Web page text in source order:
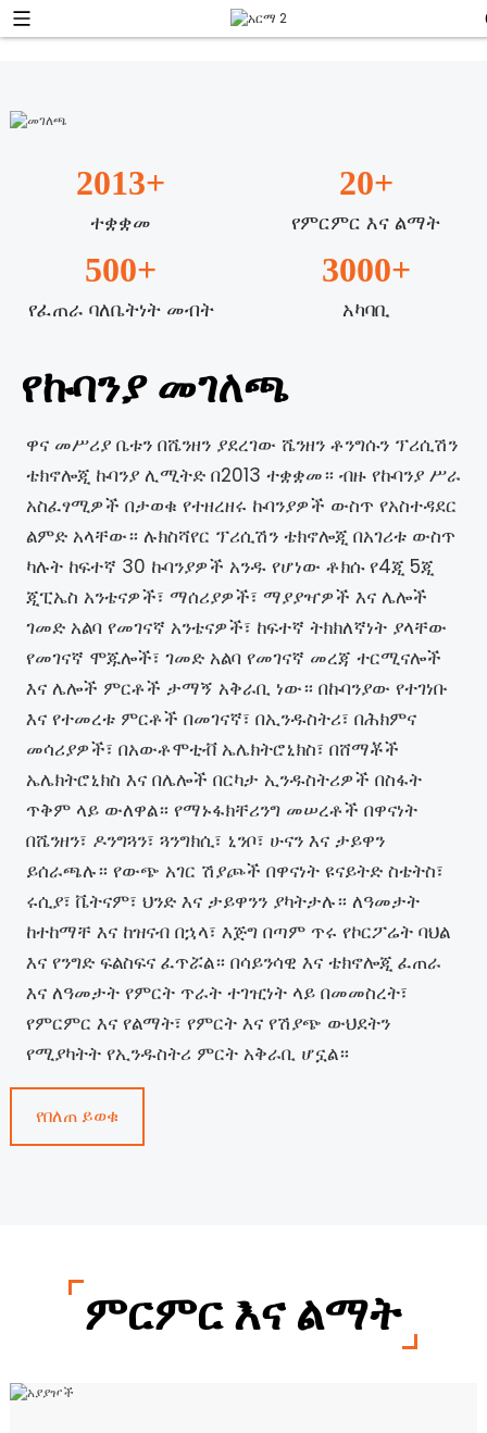
2013+
ተቋቋመ
20+
የምርምር እና ልማት
500+
የፈጠራ ባለቤትነት መብት
3000+
አካባቢ
የኩባንያ መገለጫ
ዋና መሥሪያ ቤቱን በሼንዘን ያደረገው ሼንዘን ቶንግሱን ፕሪሲሽን
ቴክኖሎጂ ኩባንያ ሊሚትድ በ2013 ተቋቋመ። ብዙ የኩባንያ ሥራ
አስፈፃሚዎች በታወቁ የተዘረዘሩ ኩባንያዎች ውስጥ የአስተዳደር
ልምድ አላቸው። ሉክስሻየር ፕሪሲሽን ቴክኖሎጂ በአገሪቱ ውስጥ
ካሉት ከፍተኛ 30 ኩባንያዎች አንዱ የሆነው ቶክሱ የ4ጂ 5ጂ
ጂፒኤስ አንቴናዎች፣ ማሰሪያዎች፣ ማያያዣዎች እና ሌሎች
ገመድ አልባ የመገናኛ አንቴናዎች፣ ከፍተኛ ትክክለኛነት ያላቸው
የመገናኛ ሞጁሎች፣ ገመድ አልባ የመገናኛ መረጃ ተርሚናሎች
እና ሌሎች ምርቶች ታማኝ አቅራቢ ነው። በኩባንያው የተገነቡ
እና የተመረቱ ምርቶች በመገናኛ፣ በኢንዱስትሪ፣ በሕክምና
መሳሪያዎች፣ በአውቶሞቲቭ ኤሌክትሮኒክስ፣ በሸማቾች
ኤሌክትሮኒክስ እና በሌሎች በርካታ ኢንዱስትሪዎች በስፋት
ጥቅም ላይ ውለዋል። የማኑፋክቸሪንግ መሠረቶች በዋናነት
በሼንዘን፣ ዶንግጓን፣ ጓንግክሲ፣ ኒንቦ፣ ሁናን እና ታይዋን
ይሰራጫሉ። የውጭ አገር ሽያጮች በዋናነት ዩናይትድ ስቴትስ፣
ሩሲያ፣ ቬትናም፣ ህንድ እና ታይዋንን ያካትታሉ። ለዓመታት
ከተከማቸ እና ከዝናብ በኋላ፣ እጅግ በጣም ጥሩ የኮርፖሬት ባህል
እና የንግድ ፍልስፍና ፈጥሯል። በሳይንሳዊ እና ቴክኖሎጂ ፈጠራ
እና ለዓመታት የምርት ጥራት ተገዢነት ላይ በመመስረት፣
የምርምር እና የልማት፣ የምርት እና የሽያጭ ውህደትን
የሚያካትት የኢንዱስትሪ ምርት አቅራቢ ሆኗል።
የበለጠ ይወቁ
ምርምር እና ልማት